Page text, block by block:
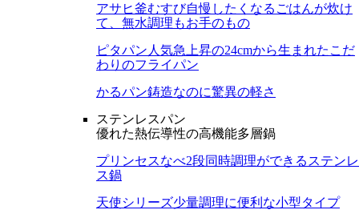
アサヒ釜むすび自慢したくなるごはんが炊け
て、無水調理もお手のもの
ピタパン 人気急上昇の24cmから生まれたこだ
わりのフライパン
かるパン鋳造なのに驚異の軽さ
ステンレスパン
優れた熱伝導性の高機能多層鍋
プリンセスなべ2段同時調理ができるステンレ
ス鍋
天使シリーズ少量調理に便利な小型タイプ